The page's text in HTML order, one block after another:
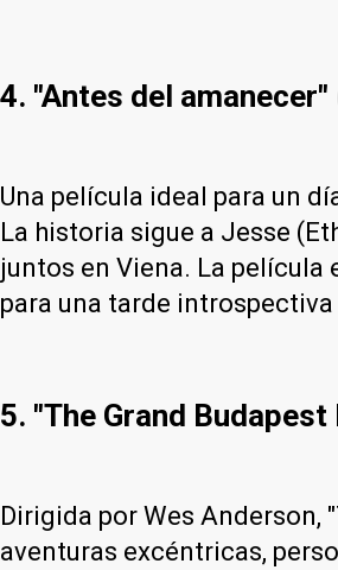
4. "Antes del
Una película ideal para un
La historia sigue a Jesse
juntos en Viena. La película
para una tarde
5. "The Grand
Dirigida por Wes Anderson,
aventuras excéntricas,